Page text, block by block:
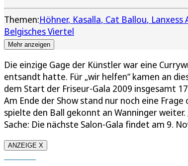
Themen:Höhner Kasalla Cat Ballou Lanxess
Belgisches Viertel
Mehr anzeigen
Die einzige Gage der Künstler war eine
entsandt hatte. Für „wir helfen“ kamen an
dem Start der Friseur-Gala 2009 insgesamt
Am Ende der Show stand nur noch eine
spielte den Ball gekonnt an Wanninger
Sache: Die nächste Salon-Gala findet am 9.
ANZEIGE X